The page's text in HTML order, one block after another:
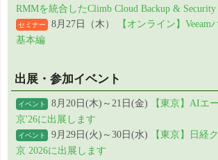
RMMを統合したClimb Cloud Backup & Security
セミナー 8月27日（木）
【オンライン】
基本編
出展・参加イベント
イベント 8月20日(木)～21日(金)
【東京】AIエ
京'26に出展します
イベント 9月29日(火)～30日(水)
【東京】日経
京 2026に出展します